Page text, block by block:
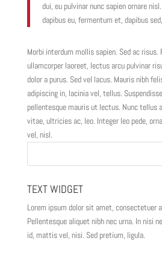
dui, eu pulvinar nunc sapien ornare
dapibus eu, fermentum et, dapibus
Morbi interdum mollis sapien. Sed ac risus.
ullamcorper laoreet, lectus arcu pulvinar
dolor a purus. Sed vel lacus. Mauris nibh
adipiscing in, lacinia vel, tellus.
pellentesque mauris ut lectus. Nunc tellus
vitae, ultricies ac, leo. Integer leo pede,
vel, nisl.
TEXT WIDGET
Lorem ipsum dolor sit amet, consectetuer
Pellentesque aliquet nibh nec urna. In nisi
id, mattis vel, nisi. Sed pretium, ligula.